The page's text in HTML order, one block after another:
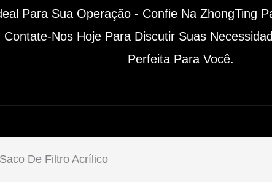
Para Sua Operação - Confie Na ZhongTing
Nos Hoje Para Discutir Suas
Perfeita Para Você.
Saco De Filtro Acrílico